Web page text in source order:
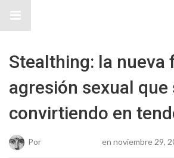
Stealthing: la nueva
agresión sexual que
convirtiendo en
Por en noviembre 29,